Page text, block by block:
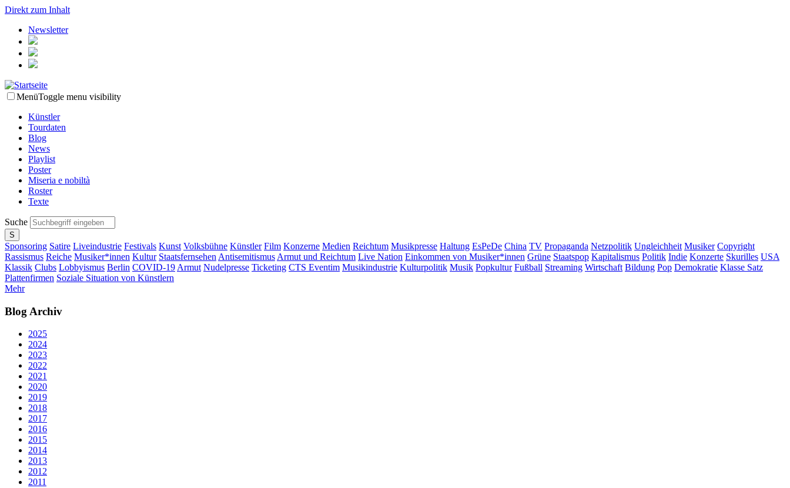
Direkt zum Inhalt
Newsletter
MenüToggle menu visibility
Künstler
Tourdaten
Blog
News
Playlist
Poster
Miseria e nobiltà
Roster
Texte
Suche
Sponsoring Satire Liveindustrie Festivals Kunst Volksbühne Künstler Film Konzerne Medien Reichtum Musikpresse Haltung EsPeDe China TV Propaganda Netzpolitik Ungleichheit Musiker Copyright
Rassismus Reiche Musiker*innen Kultur Staatsfernsehen Antisemitismus Armut und Reichtum Live Nation Einkommen von Musiker*innen Grüne Staatspop Kapitalismus Politik Indie Konzerte Skurilles USA
Klassik Clubs Lobbyismus Berlin COVID-19 Armut Nudelpresse Ticketing CTS Eventim Musikindustrie Kulturpolitik Musik Popkultur Fußball Streaming Wirtschaft Bildung Pop Demokratie Klasse Satz
Plattenfirmen Soziale Situation von Künstlern
Mehr
Blog Archiv
2025
2024
2023
2022
2021
2020
2019
2018
2017
2016
2015
2014
2013
2012
2011